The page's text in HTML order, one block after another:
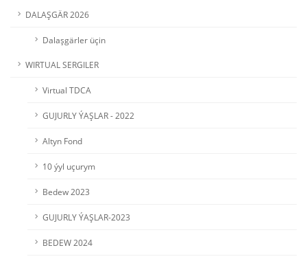
DALAŞGÄR 2026
Dalaşgärler üçin
WIRTUAL SERGILER
Virtual TDCA
GUJURLY ÝAŞLAR - 2022
Altyn Fond
10 ýyl uçurym
Bedew 2023
GUJURLY ÝAŞLAR-2023
BEDEW 2024